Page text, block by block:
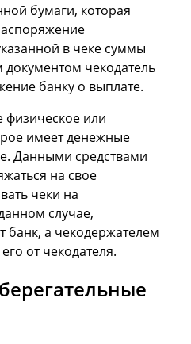
бумаги, которая
в чеке суммы
чекодатель
банку о выплате.
или
имеет денежные
Данными средствами
на свое
чеки на
случае,
банк, а чекодержателем
от чекодателя.